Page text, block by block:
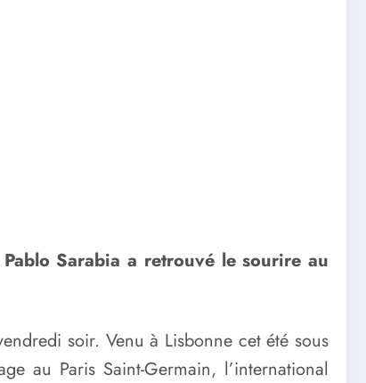
Sarabia a retrouvé le sourire au
soir. Venu à Lisbonne cet été sous
au Paris Saint-Germain, l’international